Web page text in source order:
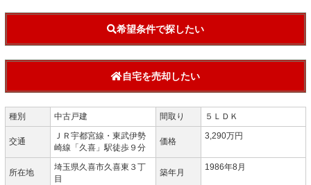
希望条件で探したい
自宅を売却したい
種別 中古戸建 間取り ５ＬＤＫ
交通
ＪＲ宇都宮線・東武伊勢
崎線「久喜」駅徒歩９分
価格
3,290万円
所在地
埼玉県久喜市久喜東３丁
目
築年月
1986年8月